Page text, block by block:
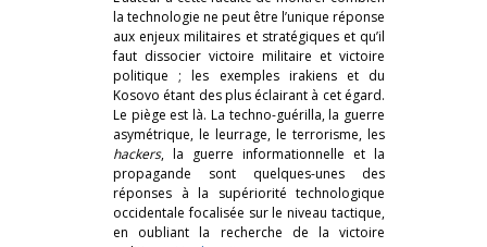
la technologie ne peut être l’unique réponse
aux enjeux militaires et stratégiques et qu’il
faut dissocier victoire militaire et victoire
politique ; les exemples irakiens et du
Kosovo étant des plus éclairant à cet égard.
Le piège est là. La techno-guérilla, la guerre
asymétrique, le leurrage, le terrorisme, les
hackers, la guerre informationnelle et la
propagande sont quelques-unes des
réponses à la supériorité technologique
occidentale focalisée sur le niveau tactique,
en oubliant la recherche de la victoire